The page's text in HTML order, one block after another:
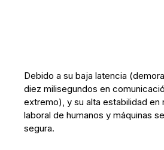
Debido a su baja latencia
diez milisegundos en
extremo), y su alta estabilidad en
laboral de humanos y máquinas
segura.